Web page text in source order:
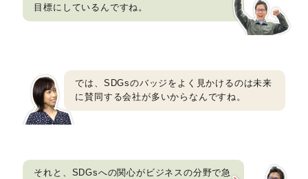
目標にしているんですね。
では、SDGsのバッジをよく見かけるのは未来
に賛同する会社が多いからなんですね。
それと、SDGsへの関心がビジネスの分野で急